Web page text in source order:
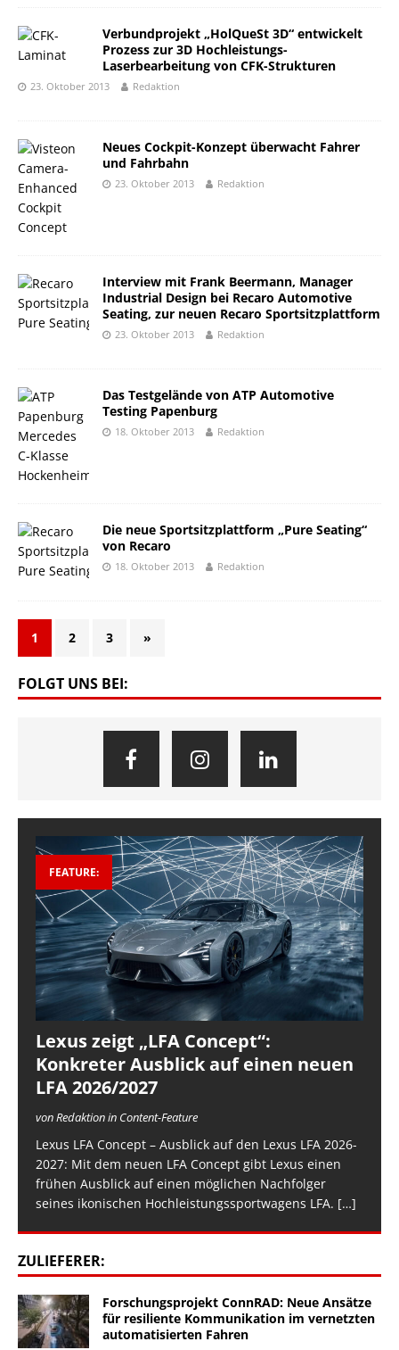
Verbundprojekt „HolQueSt 3D“ entwickelt
Prozess zur 3D Hochleistungs-
Laserbearbeitung von CFK-Strukturen
23. Oktober 2013 Redaktion
Neues Cockpit-Konzept überwacht Fahrer
und Fahrbahn
23. Oktober 2013 Redaktion
Interview mit Frank Beermann, Manager
Industrial Design bei Recaro Automotive
Seating, zur neuen Recaro Sportsitzplattform
23. Oktober 2013 Redaktion
Das Testgelände von ATP Automotive
Testing Papenburg
18. Oktober 2013 Redaktion
Die neue Sportsitzplattform „Pure Seating“
von Recaro
18. Oktober 2013 Redaktion
1 2 3 »
FOLGT UNS BEI:
FEATURE:
Lexus zeigt „LFA Concept“:
Konkreter Ausblick auf einen neuen
LFA 2026/2027
von Redaktion in Content-Feature
Lexus LFA Concept – Ausblick auf den Lexus LFA 2026-
2027: Mit dem neuen LFA Concept gibt Lexus einen
frühen Ausblick auf einen möglichen Nachfolger
seines ikonischen Hochleistungssportwagens LFA. […]
ZULIEFERER:
Forschungsprojekt ConnRAD: Neue Ansätze
für resiliente Kommunikation im vernetzten
automatisierten Fahren